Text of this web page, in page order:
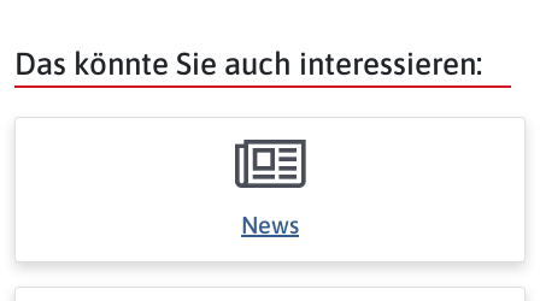
Das könnte Sie auch interessieren:
News